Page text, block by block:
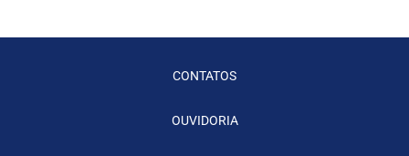
CONTATOS
OUVIDORIA